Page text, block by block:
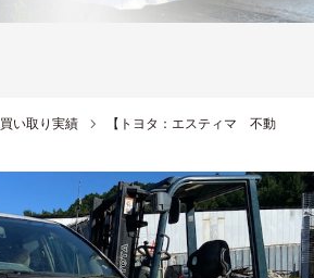
買い取り実績
【トヨタ：エスティマ 不動